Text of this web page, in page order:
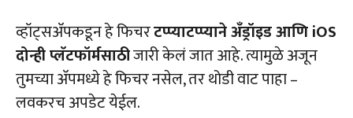
व्हॉट्सअ‍ॅपकडून हे फिचरटप्प्याटप्प्याने अँड्रॉइड आणि iOS
दोन्ही प्लॅटफॉर्मसाठीजारी केलं जात आहे. त्यामुळे अजून
तुमच्या अ‍ॅपमध्ये हे फिचर नसेल, तर थोडी वाट पाहा –
लवकरच अपडेट येईल.